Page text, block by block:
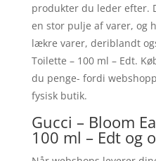
produkter du leder efter.
en stor pulje af varer, og
lækre varer, deriblandt
Toilette – 100 ml – Edt.
du penge- fordi
fysisk butik.
Gucci – Bloom
100 ml – Edt og